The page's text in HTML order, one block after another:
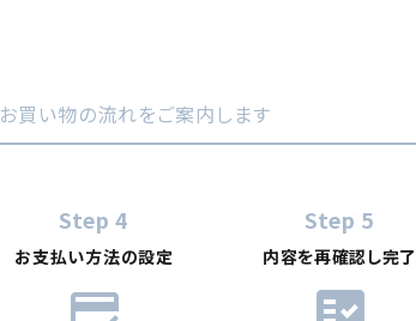
お買い物の流れをご案内します
Step 4
お支払い方法の設定
Step 5
内容を再確認し完了